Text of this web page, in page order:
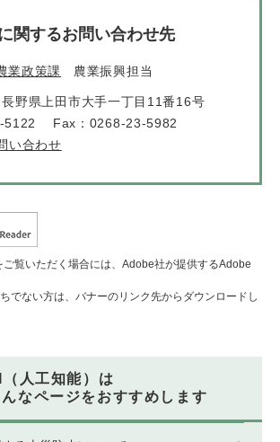
関するお問い合わせ先
業政策課 農業振興担当
長野県上田市大手一丁目11番16号
5122
Fax：0268-23-5982
い合わせ
ご覧いただく場合には、Adobe社が提供するAdobe
でない方は、バナーのリンク先からダウンロードし
人工知能）は
んなページをおすすめします